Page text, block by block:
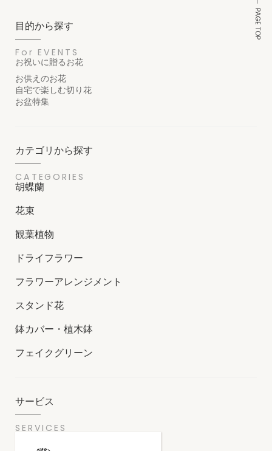
PAGE TOP
目的から探す
For EVENTS
お祝いに贈るお花
お供えのお花
自宅で楽しむ切り花
お盆特集
カテゴリから探す
CATEGORIES
胡蝶蘭
花束
観葉植物
ドライフラワー
フラワーアレンジメント
スタンド花
鉢カバー・植木鉢
フェイクグリーン
サービス
SERVICES